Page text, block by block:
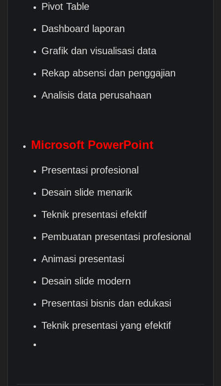
Pivot Table
Dashboard laporan
Grafik dan visualisasi data
Rekap absensi dan penggajian
Analisis data perusahaan
Microsoft PowerPoint
Presentasi profesional
Desain slide menarik
Teknik presentasi efektif
Pembuatan presentasi profesional
Animasi presentasi
Desain slide modern
Presentasi bisnis dan edukasi
Teknik presentasi yang efektif